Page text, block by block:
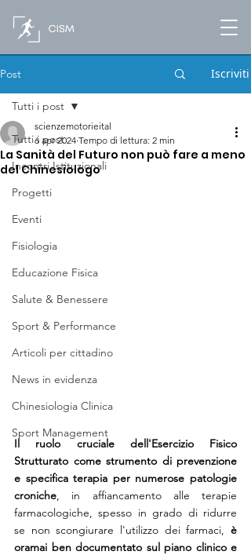
Post Iscriviti
Tutti i post
Incontri Istituzionali
Progetti
Eventi
Fisiologia
Educazione Fisica
Salute & Benessere
Sport & Performance
Articoli per cittadino
News in evidenza
Chinesiologia Clinica
Sport Management
Tutti i post
La Sanità del Futuro non può fare a meno
del Chinesiologo
scienzemotorieital
6 apr 2024 Tempo di lettura: 2 min
Il ruolo cruciale dell'Esercizio Fisico
Strutturato come strumento di prevenzione
e specifica terapia per numerose patologie
croniche, in affiancamento alle terapie
farmacologiche, spesso in grado di ridurre
se non scongiurare l'utilizzo dei farmaci, è
oramai ben documentato sul piano clinico e